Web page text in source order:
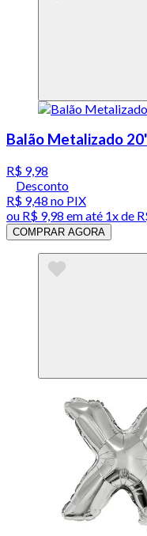
Balão Metalizado
R$ 9,98
Desconto
R$ 9,48 no PIX
ou R$ 9,98 em até 1x de
COMPRAR AGORA